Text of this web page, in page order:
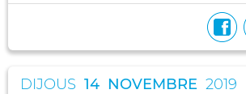
DIJOUS 14 NOVEMBRE 2019